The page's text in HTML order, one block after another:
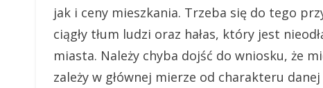
jak i ceny mieszkania. Trzeba się do tego
ciągły tłum ludzi oraz hałas, który jest
miasta. Należy chyba dojść do wniosku, że
zależy w głównej mierze od charakteru